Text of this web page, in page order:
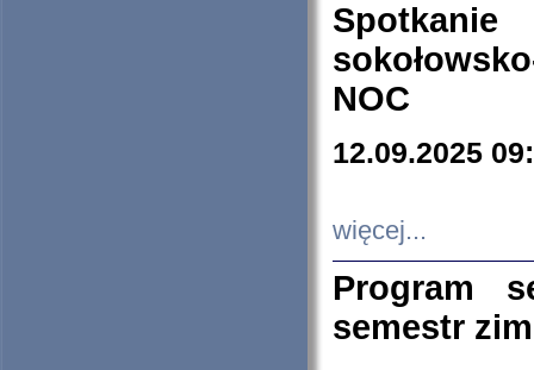
NOC
12.09.2025
więcej...
Program
semestr